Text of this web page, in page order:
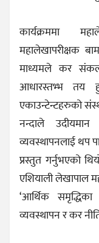
कार्यक्रममा
महालेखापरीक्षक
माध्यमले कर
आधारस्तभ्भ तय
एकाउन्टेन्टहरुको
नन्दाले उदीयमान
व्यवस्थापनलाई थप
प्रस्तुत गर्नुभएको
एशियाली
‘आर्थिक समृद्धिका
व्यवस्थापन र कर